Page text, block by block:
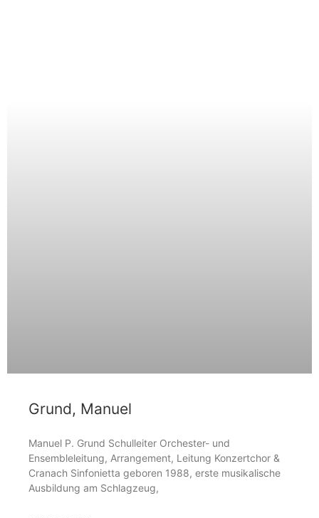
Grund, Manuel
Manuel P. Grund Schulleiter Orchester- und
Ensembleleitung, Arrangement, Leitung Konzertchor &
Cranach Sinfonietta geboren 1988, erste musikalische
Ausbildung am Schlagzeug,